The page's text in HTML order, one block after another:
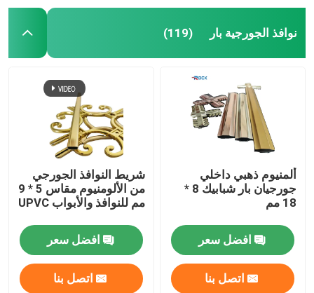
نوافذ الجورجية بار (119)
ألمنيوم ذهبي داخلي
جورجيان بار شبابيك 8 *
18 مم
افضل سعر
اتصل بنا
شريط النوافذ الجورجي
من الألومنيوم مقاس 5 * 9
مم للنوافذ والأبواب UPVC
افضل سعر
اتصل بنا